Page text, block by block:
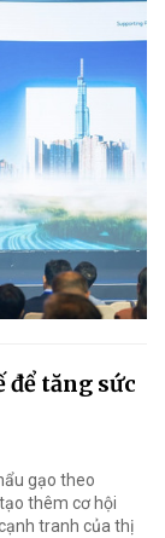
để tăng sức
gạo theo
thêm cơ hội
tranh của thị